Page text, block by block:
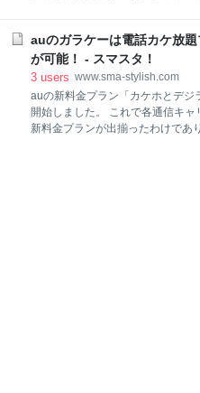
MediaGo：2.
るので備忘録も兼ねて記事にしま
日 追記 1月30日より再度MNP限
になり、端末価格、月々サポート
1月30日以降の維持はこちらの記
い。 【docomo】一括0円で手に
Compact（SO-02G）の維持費を
auのガラケーは電話カケ放
が可能！ - スマスタ！
3 users www.sma-stylish.com
auの新料金プラン「カケホとデジ
開始しました。 これで各通信キャ
新料金プランが出揃ったわけであ